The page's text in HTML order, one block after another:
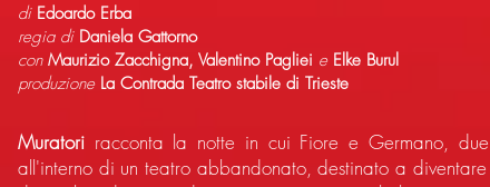
di Edoardo Erba
regia di Daniela Gattorno
con Maurizio Zacchigna, Valentino Pagliei e Elke Burul
produzione La Contrada Teatro stabile di Trieste
Muratori racconta la notte in cui Fiore e Germano,
all'interno di un teatro abbandonato, destinato a